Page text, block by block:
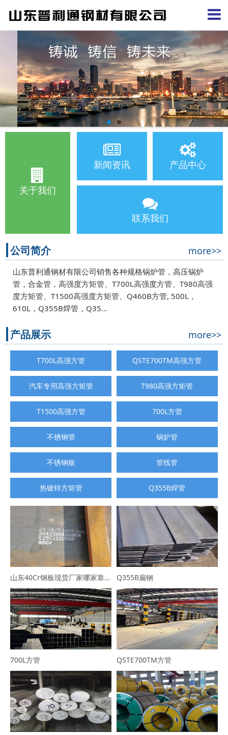
关于我们
新闻资讯 产品中心
联系我们
公司简介 more>>
山东普利通钢材有限公司销售各种规格锅炉管，高压锅炉
管，合金管，高强度方矩管、T700L高强度方管、T980高强
度方矩管、T1500高强度方矩管、Q460B方管, 500L，
610L，Q355B焊管，Q35…
产品展示 more>>
T700L高强方管 QSTE700TM高强方管
汽车专用高强方矩管 T980高强方矩管
T1500高强方管 700L方管
不锈钢管 锅炉管
不锈钢板 管线管
热镀锌方矩管 Q355B焊管
山东40Cr钢板现货厂家哪家靠谱？选山东普利通钢材，规格全可定制 Q355B扁钢
700L方管 QSTE700TM方管